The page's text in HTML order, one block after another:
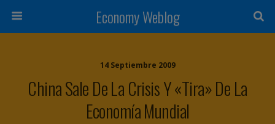
Economy Weblog
14 Septiembre 2009
China Sale De La Crisis Y «tira» De La
Economía Mundial